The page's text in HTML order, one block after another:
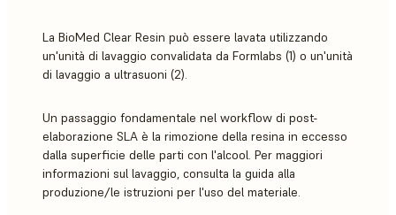
La BioMed Clear Resin può essere lavata utilizzando
un'unità di lavaggio convalidata da Formlabs (1) o un'unità
di lavaggio a ultrasuoni (2).
Un passaggio fondamentale nel workflow di post-
elaborazione SLA è la rimozione della resina in eccesso
dalla superficie delle parti con l'alcool. Per maggiori
informazioni sul lavaggio, consulta la guida alla
produzione/le istruzioni per l'uso del materiale.